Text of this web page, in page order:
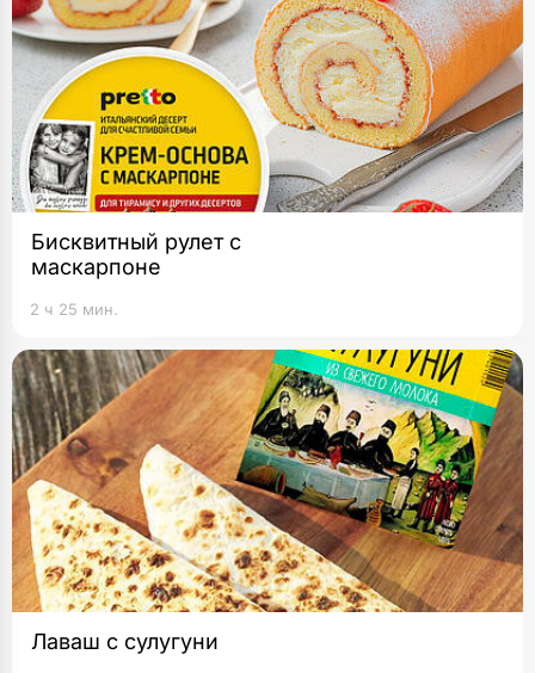
Бисквитный рулет с
маскарпоне
2 ч 25 мин.
Лаваш с сулугуни